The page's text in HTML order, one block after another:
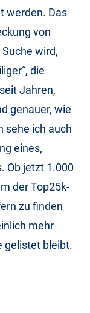
werden. Das
von
wird,
die
Jahren,
genauer, wie
sehe ich auch
eines,
Ob jetzt 1.000
der Top25k-
zu finden
mehr
gelistet bleibt.